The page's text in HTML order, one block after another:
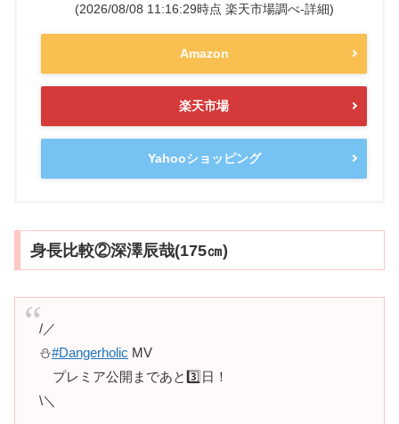
(2026/08/08 11:16:29時点 楽天市場調べ-詳細)
Amazon
楽天市場
Yahooショッピング
身長比較②深澤辰哉(175㎝)
/／
⛄️#Dangerholic MV
プレミア公開まであと3️⃣日！
\＼